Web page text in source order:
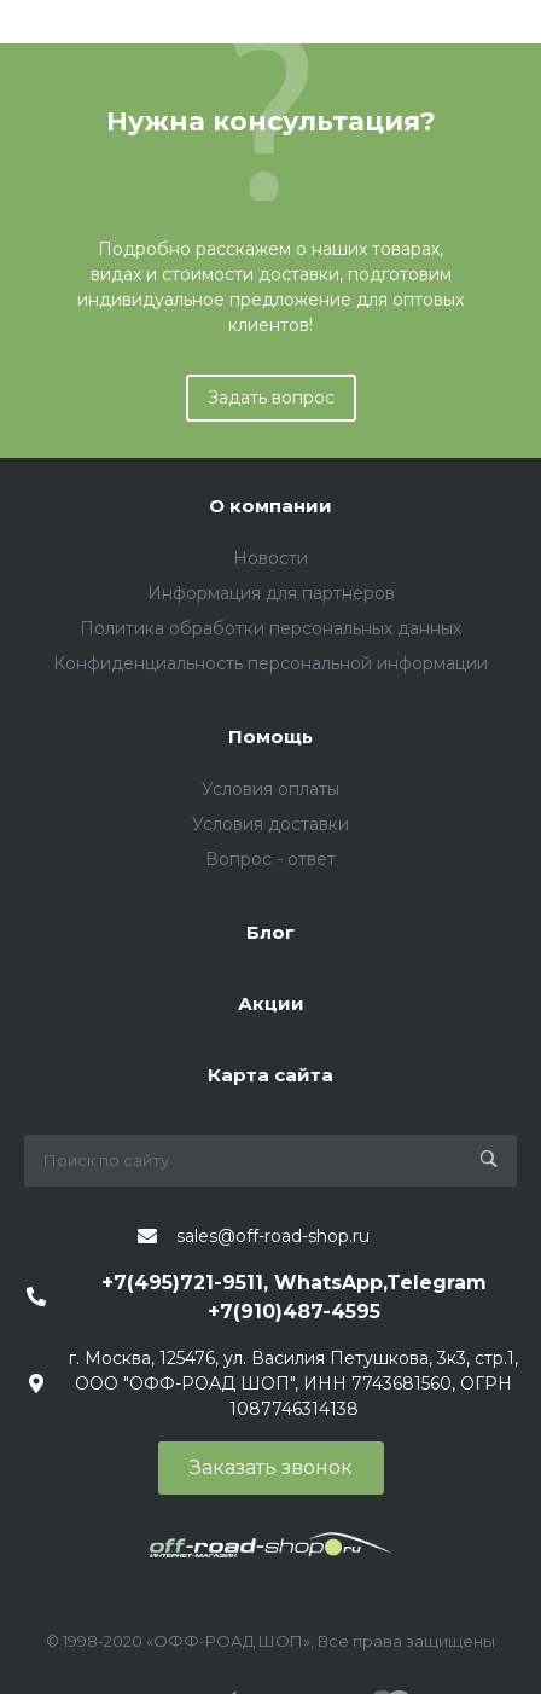
Нужна консультация?
Подробно расскажем о наших товарах,
видах и стоимости доставки, подготовим
индивидуальное предложение для оптовых
клиентов!
Задать вопрос
О компании
Новости
Информация для партнеров
Политика обработки персональных данных
Конфиденциальность персональной информации
Помощь
Условия оплаты
Условия доставки
Вопрос - ответ
Блог
Акции
Карта сайта
sales@off-road-shop.ru
+7(495)721-9511, WhatsApp,Telegram
+7(910)487-4595
г. Москва, 125476, ул. Василия Петушкова, 3к3, стр.1,
ООО "ОФФ-РОАД ШОП", ИНН 7743681560, ОГРН
1087746314138
Заказать звонок
© 1998-2020 «ОФФ-РОАД ШОП», Все права защищены